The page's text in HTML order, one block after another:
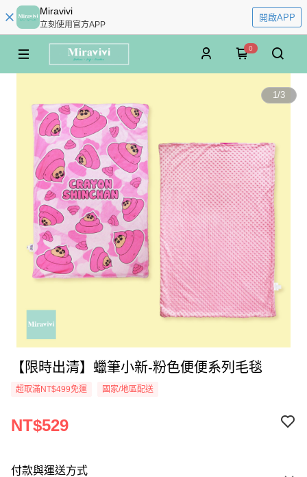
Miravivi
立刻使用官方APP
開啟APP
0
1/3
【限時出清】蠟筆小新-粉色便便系列毛毯
超取滿NT$499免運 國家/地區配送
NT$529
付款與運送方式